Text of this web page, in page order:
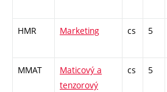
HMR Marketing cs 5
MMAT
Maticový a
tenzorový
cs 5